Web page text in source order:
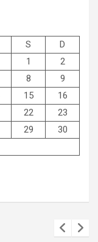
S
D
1
2
8
9
15
16
22
23
29
30